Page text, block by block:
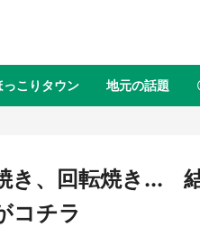
っこりタウン 地元の話題
地域×二次元 絶景
き、回転焼き...
コチラ